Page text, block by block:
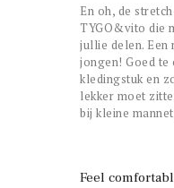
En oh, de
TYGO&vito die
jullie delen. Een
jongen! Goed
kledingstuk en
lekker moet
bij kleine
Feel